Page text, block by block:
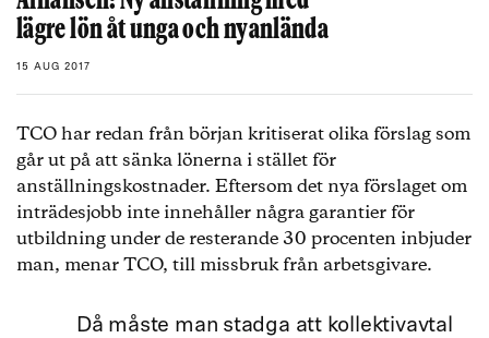
lägre lön åt unga och nyanlända
15 AUG 2017
TCO har redan från början kritiserat olika förslag som
går ut på att sänka lönerna i stället för
anställningskostnader. Eftersom det nya förslaget om
inträdesjobb inte innehåller några garantier för
utbildning under de resterande 30 procenten inbjuder
man, menar TCO, till missbruk från arbetsgivare.
Då måste man stadga att kollektivavtal